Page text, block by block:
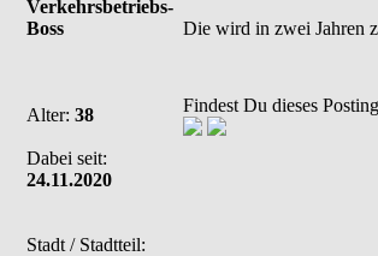
Verkehrsbetriebs-
Boss
Alter: 38
Dabei seit:
24.11.2020
Stadt / Stadtteil:
Die wird in zwei Jahren
Findest Du dieses